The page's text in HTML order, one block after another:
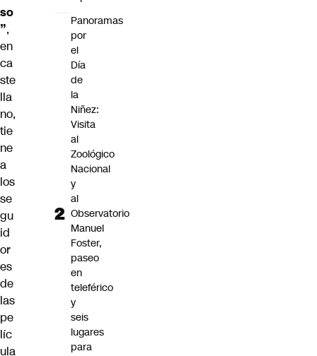
so
”,
en
ca
ste
lla
no,
tie
ne
a
los
se
gu
id
or
es
de
las
pe
líc
ula
Panoramas
por
el
Día
de
la
Niñez:
Visita
al
Zoológico
Nacional
y
al
Observatorio
Manuel
Foster,
paseo
en
teleférico
y
seis
lugares
para